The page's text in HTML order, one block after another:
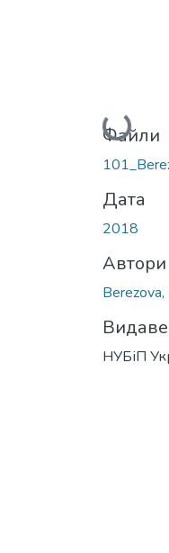
Файли
Дата
2018
Автори
Berezova,
НУБіП